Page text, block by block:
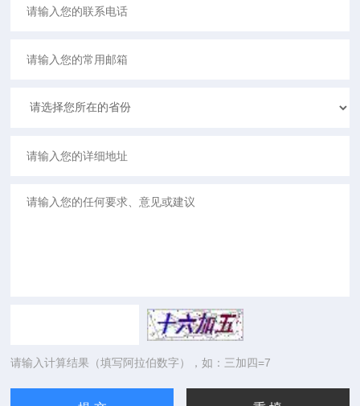
请输入计算结果（填写阿拉伯数字），如：三加四=7